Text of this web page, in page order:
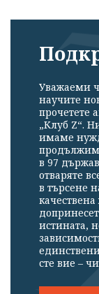
Уважаеми
научите
прочетете
„Клуб Z“.
имаме
в 97
отваряте
в търсене
истината,
сте вие –